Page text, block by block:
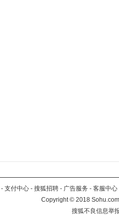
- 支付中心 - 搜狐招聘 - 广告服务 - 客服中心
Copyright©2018
搜狐不良信息举